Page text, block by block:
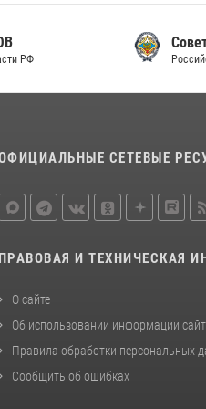
Совет
Российской
СЕТЕВЫЕ
ПРАВОВАЯ И ТЕХНИЧЕСКАЯ
О сайте
Об использовании информации
Правила обработки персональных
Сообщить об ошибках